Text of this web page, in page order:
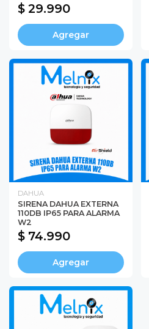
$ 29.990
Agregar
DAHUA
SIRENA DAHUA EXTERNA
110DB IP65 PARA ALARMA
W2
$ 74.990
Agregar